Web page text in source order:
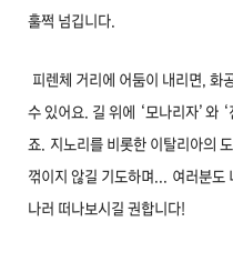
훌쩍 넘깁니다.
피렌체 거리에 어둠이 내리면, 화
수 있어요. 길 위에 ‘모나리자’와 ‘
죠. 지 노리를 비롯한 이탈리아의
꺾이지 않길 기도하며... 여러분도
나러 떠나보시길 권합니다!